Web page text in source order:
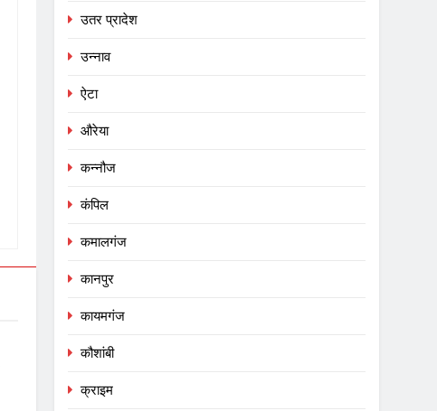
उतर प्रादेश
उन्नाव
ऐटा
औरेया
कन्नौज
कंपिल
कमालगंज
कानपुर
कायमगंज
कौशांबी
क्राइम